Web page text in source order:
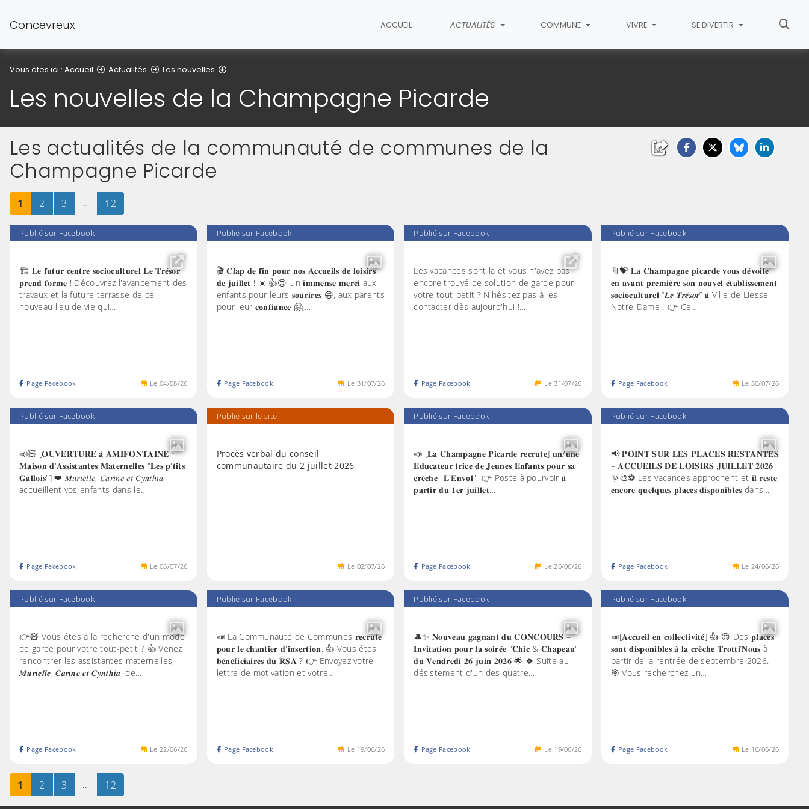
Concevreux ACCUEIL ACTUALITÉS COMMUNE VIVRE SE DIVERTIR
Vous êtes ici : Accueil Actualités Les nouvelles
Les nouvelles de la Champagne Picarde
Les actualités de la communauté de communes de la
Champagne Picarde
Page
1 sur 12Page
2 sur 12Page
3sur 12
… Page
12sur 12
Publié sur Facebook
🏗️ 𝐋𝐞 𝐟𝐮𝐭𝐮𝐫 𝐜𝐞𝐧𝐭𝐫𝐞 𝐬𝐨𝐜𝐢𝐨𝐜𝐮𝐥𝐭𝐮𝐫𝐞𝐥 𝐋𝐞 𝐓𝐫𝐞́𝐬𝐨𝐫
𝐩𝐫𝐞𝐧𝐝 𝐟𝐨𝐫𝐦𝐞 ! Découvrez l'avancement des
travaux et la future terrasse de ce
nouveau lieu de vie qui…
Le04/08/26
Page Facebook
Publié sur Facebook
🎬 𝐂𝐥𝐚𝐩 𝐝𝐞 𝐟𝐢𝐧 𝐩𝐨𝐮𝐫 𝐧𝐨𝐬 𝐀𝐜𝐜𝐮𝐞𝐢𝐥𝐬 𝐝𝐞 𝐥𝐨𝐢𝐬𝐢𝐫𝐬
𝐝𝐞 𝐣𝐮𝐢𝐥𝐥𝐞𝐭 ! ☀️ 👍😍 Un 𝐢𝐦𝐦𝐞𝐧𝐬𝐞 𝐦𝐞𝐫𝐜𝐢 aux
enfants pour leurs 𝐬𝐨𝐮𝐫𝐢𝐫𝐞𝐬 😁, aux parents
pour leur 𝐜𝐨𝐧𝐟𝐢𝐚𝐧𝐜𝐞 🤗,…
Le 31/07/26
Page Facebook
Publié sur Facebook
Les vacances sont là et vous n'avez pas
encore trouvé de solution de garde pour
votre tout-petit ? N'hésitez pas à les
contacter dès aujourd'hui !…
Le31/07/26
Page Facebook
Publié sur Facebook
🔖💝 𝐋𝐚 𝐂𝐡𝐚𝐦𝐩𝐚𝐠𝐧𝐞 𝐩𝐢𝐜𝐚𝐫𝐝𝐞 𝐯𝐨𝐮𝐬 𝐝𝐞́𝐯𝐨𝐢𝐥𝐞
𝐞𝐧 𝐚𝐯𝐚𝐧𝐭 𝐩𝐫𝐞𝐦𝐢𝐞̀𝐫𝐞 𝐬𝐨𝐧 𝐧𝐨𝐮𝐯𝐞𝐥 𝐞́𝐭𝐚𝐛𝐥𝐢𝐬𝐬𝐞𝐦𝐞𝐧𝐭
𝐬𝐨𝐜𝐢𝐨𝐜𝐮𝐥𝐭𝐮𝐫𝐞𝐥 “𝑳𝒆 𝑻𝒓𝒆́𝒔𝒐𝒓” 𝐚̀ Ville de Liesse
Notre-Dame ! 👉 Ce…
Le 30/07/26
Page Facebook
Publié sur Facebook
📣🧸 [𝐎𝐔𝐕𝐄𝐑𝐓𝐔𝐑𝐄 𝐚̀ 𝐀𝐌𝐈𝐅𝐎𝐍𝐓𝐀𝐈𝐍𝐄 •
𝐌𝐚𝐢𝐬𝐨𝐧 𝐝'𝐀𝐬𝐬𝐢𝐬𝐭𝐚𝐧𝐭𝐞𝐬 𝐌𝐚𝐭𝐞𝐫𝐧𝐞𝐥𝐥𝐞𝐬 "𝐋𝐞𝐬 𝐩'𝐭𝐢𝐭𝐬
𝐆𝐚𝐥𝐥𝐨𝐢𝐬"] ❤ 𝑀𝑢𝑟𝑖𝑒𝑙𝑙𝑒, 𝐶𝑎𝑟𝑖𝑛𝑒 𝑒𝑡 𝐶𝑦𝑛𝑡ℎ𝑖𝑎
accueillent vos enfants dans le…
Le06/07/26
Page Facebook
Publié sur le site
Procès verbal du conseil
communautaire du 2 juillet 2026
Le 02/07/26
Publié sur Facebook
📣 [𝐋𝐚 𝐂𝐡𝐚𝐦𝐩𝐚𝐠𝐧𝐞 𝐏𝐢𝐜𝐚𝐫𝐝𝐞 𝐫𝐞𝐜𝐫𝐮𝐭𝐞] 𝐮𝐧/𝐮𝐧𝐞
𝐄𝐝𝐮𝐜𝐚𝐭𝐞𝐮𝐫.𝐭𝐫𝐢𝐜𝐞 𝐝𝐞 𝐉𝐞𝐮𝐧𝐞𝐬 𝐄𝐧𝐟𝐚𝐧𝐭𝐬 𝐩𝐨𝐮𝐫 𝐬𝐚
𝐜𝐫𝐞̀𝐜𝐡𝐞 "𝐋'𝐄𝐧𝐯𝐨𝐥". 👉 Poste à pourvoir 𝐚̀
𝐩𝐚𝐫𝐭𝐢𝐫 𝐝𝐮 𝟏𝐞𝐫 𝐣𝐮𝐢𝐥𝐥𝐞𝐭…
Le26/06/26
Page Facebook
Publié sur Facebook
📢 𝐏𝐎𝐈𝐍𝐓 𝐒𝐔𝐑 𝐋𝐄𝐒 𝐏𝐋𝐀𝐂𝐄𝐒 𝐑𝐄𝐒𝐓𝐀𝐍𝐓𝐄𝐒
– 𝐀𝐂𝐂𝐔𝐄𝐈𝐋𝐒 𝐃𝐄 𝐋𝐎𝐈𝐒𝐈𝐑𝐒 𝐉𝐔𝐈𝐋𝐋𝐄𝐓 𝟐𝟎𝟐𝟔
🌞🎨⚽ Les vacances approchent et 𝐢𝐥 𝐫𝐞𝐬𝐭𝐞
𝐞𝐧𝐜𝐨𝐫𝐞 𝐪𝐮𝐞𝐥𝐪𝐮𝐞𝐬 𝐩𝐥𝐚𝐜𝐞𝐬 𝐝𝐢𝐬𝐩𝐨𝐧𝐢𝐛𝐥𝐞𝐬 dans…
Le 24/06/26
Page Facebook
Publié sur Facebook
👉🧸 Vous êtes à la recherche d'un mode
de garde pour votre tout-petit ? 👍 Venez
rencontrer les assistantes maternelles,
𝑴𝒖𝒓𝒊𝒆𝒍𝒍𝒆, 𝑪𝒂𝒓𝒊𝒏𝒆 𝒆𝒕 𝑪𝒚𝒏𝒕𝒉𝒊𝒂, de…
Le22/06/26
Page Facebook
Publié sur Facebook
📣 La Communauté de Communes 𝐫𝐞𝐜𝐫𝐮𝐭𝐞
𝐩𝐨𝐮𝐫 𝐥𝐞 𝐜𝐡𝐚𝐧𝐭𝐢𝐞𝐫 𝐝'𝐢𝐧𝐬𝐞𝐫𝐭𝐢𝐨𝐧. 👍 Vous êtes
𝐛𝐞́𝐧𝐞́𝐟𝐢𝐜𝐢𝐚𝐢𝐫𝐞𝐬 𝐝𝐮 𝐑𝐒𝐀 ? 👉 Envoyez votre
lettre de motivation et votre…
Le 19/06/26
Page Facebook
Publié sur Facebook
🎩✨ 𝐍𝐨𝐮𝐯𝐞𝐚𝐮 𝐠𝐚𝐠𝐧𝐚𝐧𝐭 𝐝𝐮 𝐂𝐎𝐍𝐂𝐎𝐔𝐑𝐒 –
𝐈𝐧𝐯𝐢𝐭𝐚𝐭𝐢𝐨𝐧 𝐩𝐨𝐮𝐫 𝐥𝐚 𝐬𝐨𝐢𝐫𝐞́𝐞 "𝐂𝐡𝐢𝐜 & 𝐂𝐡𝐚𝐩𝐞𝐚𝐮"
𝐝𝐮 𝐕𝐞𝐧𝐝𝐫𝐞𝐝𝐢 𝟐𝟔 𝐣𝐮𝐢𝐧 𝟐𝟎𝟐𝟔 🌟 🍀 Suite au
désistement d'un des quatre…
Le 19/06/26
Page Facebook
Publié sur Facebook
📣[𝐀𝐜𝐜𝐮𝐞𝐢𝐥 𝐞𝐧 𝐜𝐨𝐥𝐥𝐞𝐜𝐭𝐢𝐯𝐢𝐭𝐞́] 👍 😍 Des 𝐩𝐥𝐚𝐜𝐞𝐬
𝐬𝐨𝐧𝐭 𝐝𝐢𝐬𝐩𝐨𝐧𝐢𝐛𝐥𝐞𝐬 𝐚̀ 𝐥𝐚 𝐜𝐫𝐞̀𝐜𝐡𝐞 𝐓𝐫𝐨𝐭𝐭𝐢’𝐍𝐨𝐮𝐬 à
partir de la rentrée de septembre 2026.
🎯 Vous recherchez un…
Le 16/06/26
Page Facebook
Page
1 sur 12Page
2 sur 12Page
3sur 12
… Page
12sur 12